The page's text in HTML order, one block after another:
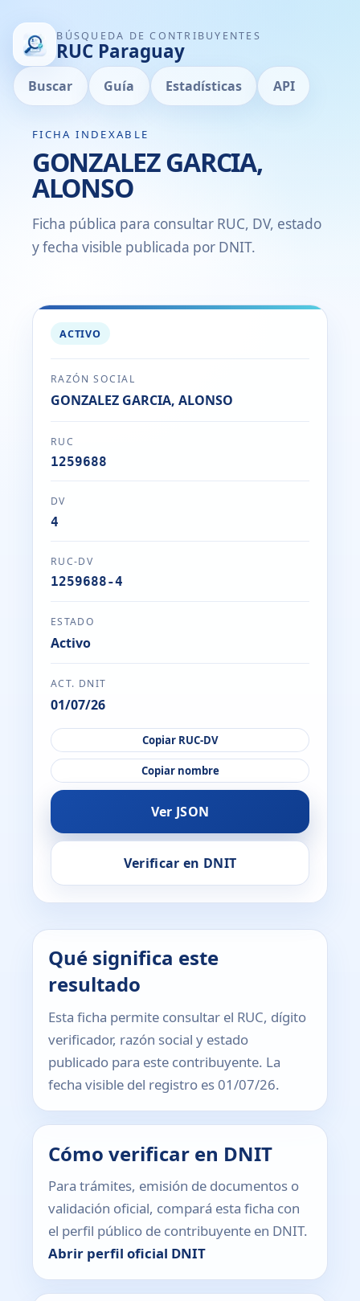
BÚSQUEDA DE CONTRIBUYENTES
RUC Paraguay
Buscar Guía Estadísticas API
FICHA INDEXABLE
GONZALEZ GARCIA,
ALONSO
Ficha pública para consultar RUC, DV, estado
y fecha visible publicada por DNIT.
ACTIVO
RAZÓN SOCIAL
GONZALEZ GARCIA, ALONSO
RUC
1259688
DV
4
RUC-DV
1259688-4
ESTADO
Activo
ACT. DNIT
01/07/26
Copiar RUC-DV
Copiar nombre
Ver JSON
Verificar en DNIT
Qué significa este
resultado
Esta ficha permite consultar el RUC, dígito
verificador, razón social y estado
publicado para este contribuyente. La
fecha visible del registro es 01/07/26.
Cómo verificar en DNIT
Para trámites, emisión de documentos o
validación oficial, compará esta ficha con
el perfil público de contribuyente en DNIT.
Abrir perfil oficial DNIT